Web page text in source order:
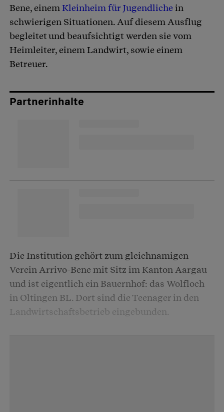
Bene, einemKleinheim für Jugendlichein
schwierigen Situationen. Auf diesem Ausflug
begleitet und beaufsichtigt werden sie vom
Heimleiter, einem Landwirt, sowie einem
Betreuer.
Partnerinhalte
Die Institution gehört zum gleichnamigen
Verein Arrivo-Bene mit Sitz im Kanton Aargau
und ist eigentlich ein Bauernhof: das Wolfloch
in Oltingen BL. Dort sind die Teenager in den
Landwirtschaftsbetrieb eingebunden.